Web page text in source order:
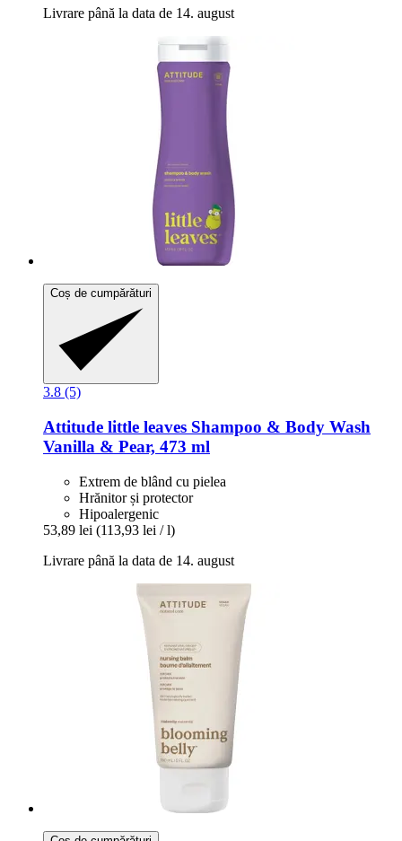
Livrare până la data de 14. august
Coș de cumpărături
3.8 (5)
Attitude little leaves Shampoo & Body Wash
Vanilla & Pear, 473 ml
Extrem de blând cu pielea
Hrănitor și protector
Hipoalergenic
53,89 lei (113,93 lei / l)
Livrare până la data de 14. august